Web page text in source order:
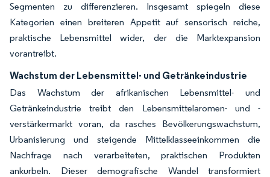
Segmenten zu differenzieren. Insgesamt spiegeln diese
Kategorien einen breiteren Appetit auf sensorisch reiche,
praktische Lebensmittel wider, der die Marktexpansion
vorantreibt.
Wachstum der Lebensmittel- und Getränkeindustrie
Das Wachstum der afrikanischen Lebensmittel- und
Getränkeindustrie treibt den Lebensmittelaromen- und -
verstärkermarkt voran, da rasches Bevölkerungswachstum,
Urbanisierung und steigende Mittelklasseeinkommen die
Nachfrage nach verarbeiteten, praktischen Produkten
ankurbeln. Dieser demografische Wandel transformiert